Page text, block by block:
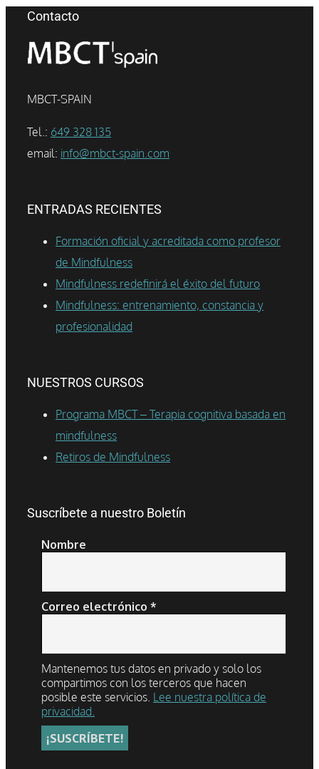
Contacto
MBCT-SPAIN
Tel.: 649 328 135
email: info@mbct-spain.com
ENTRADAS RECIENTES
Formación oficial y acreditada como profesor
de Mindfulness
Mindfulness redefinirá el éxito del futuro
Mindfulness: entrenamiento, constancia y
profesionalidad
NUESTROS CURSOS
Programa MBCT – Terapia cognitiva basada en
mindfulness
Retiros de Mindfulness
Suscríbete a nuestro Boletín
Nombre
Correo electrónico *
Mantenemos tus datos en privado y solo los
compartimos con los terceros que hacen
posible este servicios. Lee nuestra política de
privacidad.